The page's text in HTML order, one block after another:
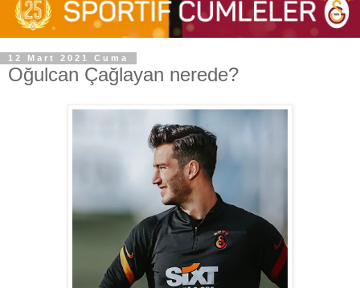
12 Mart 2021 Cuma
Oğulcan Çağlayan nerede?